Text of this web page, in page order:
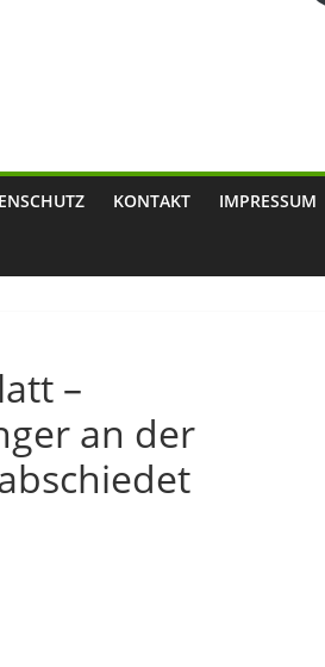
KONTAKT IMPRESSUM
–
an der